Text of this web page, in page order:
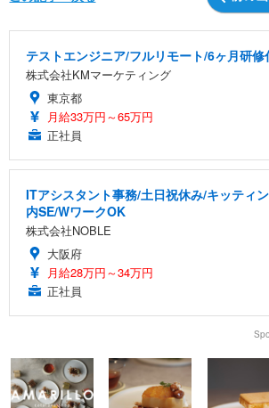
テストエンジニア/フルリモート/6ヶ月研
株式会社KMマーケティング
東京都
月給33万円～65万円
正社員
ITアシスタント事務/土日祝休み/キッティ
内SE/WワークOK
株式会社NOBLE
大阪府
月給28万円～34万円
正社員